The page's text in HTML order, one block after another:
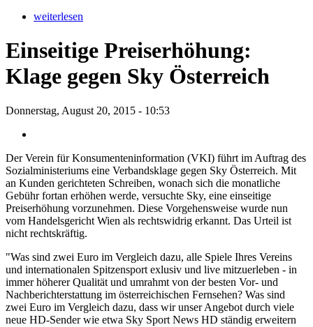
weiterlesen
Einseitige Preiserhöhung:
Klage gegen Sky Österreich
Donnerstag, August 20, 2015 - 10:53
Der Verein für Konsumenteninformation (VKI) führt im Auftrag des
Sozialministeriums eine Verbandsklage gegen Sky Österreich. Mit
an Kunden gerichteten Schreiben, wonach sich die monatliche
Gebühr fortan erhöhen werde, versuchte Sky, eine einseitige
Preiserhöhung vorzunehmen. Diese Vorgehensweise wurde nun
vom Handelsgericht Wien als rechtswidrig erkannt. Das Urteil ist
nicht rechtskräftig.
"Was sind zwei Euro im Vergleich dazu, alle Spiele Ihres Vereins
und internationalen Spitzensport exlusiv und live mitzuerleben - in
immer höherer Qualität und umrahmt von der besten Vor- und
Nachberichterstattung im österreichischen Fernsehen? Was sind
zwei Euro im Vergleich dazu, dass wir unser Angebot durch viele
neue HD-Sender wie etwa Sky Sport News HD ständig erweitern